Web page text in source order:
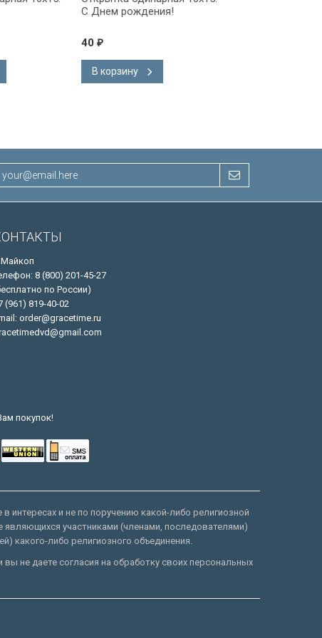
С Днем рождения!
40₽
В корзину
Майкоп
8 (800) 201-45-27
по России)
(961) 819-40-02
order@gracetime.ru
покупок!
интересах и не по поручению какой-либо религиозной
являющихся участниками (членами, последователями)
какого-либо религиозного объединения.
вы не даете согласия на обработку своих персональных